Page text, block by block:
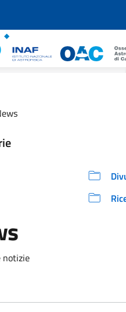
navigazione
Astronomico
notizie